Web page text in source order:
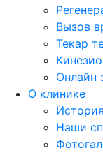
Вызов
Текар
Онлайн
О клинике
Наши